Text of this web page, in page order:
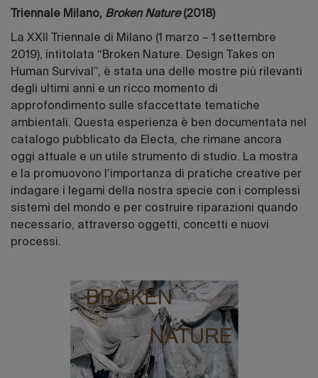
Triennale Milano, Broken Nature(2018)
La XXII Triennale di Milano (1 marzo – 1 settembre
2019), intitolata “Broken Nature. Design Takes on
Human Survival”, è stata una delle mostre più rilevanti
degli ultimi anni e un ricco momento di
approfondimento sulle sfaccettate tematiche
ambientali. Questa esperienza è ben documentata nel
catalogo pubblicato da Electa, che rimane ancora
oggi attuale e un utile strumento di studio. La mostra
e la promuovono l’importanza di pratiche creative per
indagare i legami della nostra specie con i complessi
sistemi del mondo e per costruire riparazioni quando
necessario, attraverso oggetti, concetti e nuovi
processi.